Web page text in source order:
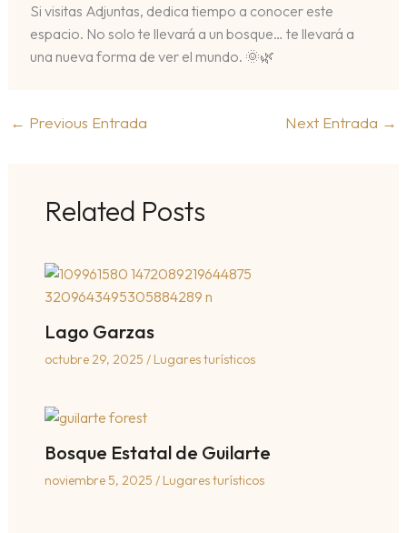
Si visitas Adjuntas, dedica tiempo a conocer este
espacio. No solo te llevará a un bosque… te llevará a
una nueva forma de ver el mundo. 🌞🌿
← Previous Entrada Next Entrada →
Related Posts
Lago Garzas
octubre 29, 2025 / Lugares turísticos
Bosque Estatal de Guilarte
noviembre 5, 2025 / Lugares turísticos